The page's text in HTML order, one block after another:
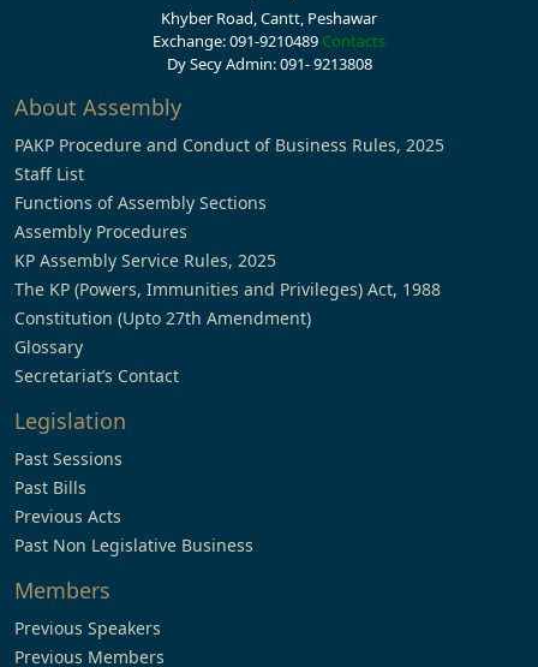
Khyber Road, Cantt, Peshawar
Exchange: 091-9210489 Contacts
Dy Secy Admin: 091- 9213808
About Assembly
PAKP Procedure and Conduct of Business Rules, 2025
Staff List
Functions of Assembly Sections
Assembly Procedures
KP Assembly Service Rules, 2025
The KP (Powers, Immunities and Privileges) Act, 1988
Constitution (Upto 27th Amendment)
Glossary
Secretariat’s Contact
Legislation
Past Sessions
Past Bills
Previous Acts
Past Non Legislative Business
Members
Previous Speakers
Previous Members